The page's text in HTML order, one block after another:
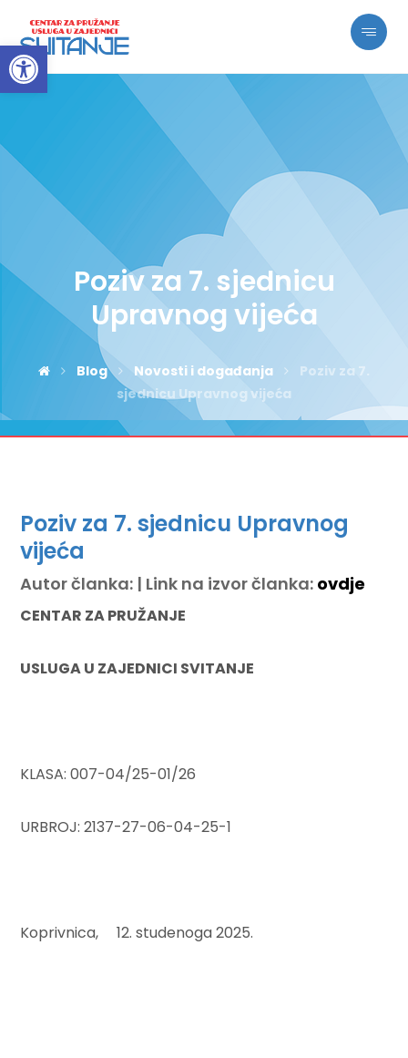
Open toolbar
Poziv za 7. sjednicu
Upravnog vijeća
Blog Novosti i događanja
Poziv za 7.
sjednicu Upravnog vijeća
Poziv za 7. sjednicu Upravnog
vijeća
Autor članka: | Link na izvor članka: ovdje
CENTAR ZA PRUŽANJE
USLUGA U ZAJEDNICI SVITANJE
KLASA: 007-04/25-01/26
URBROJ: 2137-27-06-04-25-1
Koprivnica, 12. studenoga 2025.